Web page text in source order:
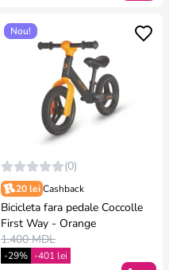
Nou!
(0)
20 lei Cashback
Bicicleta fara pedale Coccolle
First Way - Orange
1.400 MDL
-29% -401 lei